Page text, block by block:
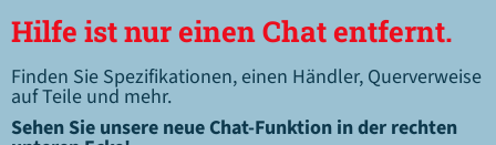
Hilfe ist nur einen Chat entfernt.
Finden Sie Spezifikationen, einen Händler, Querverweise
auf Teile und mehr.
Sehen Sie unsere neue Chat-Funktion in der rechten